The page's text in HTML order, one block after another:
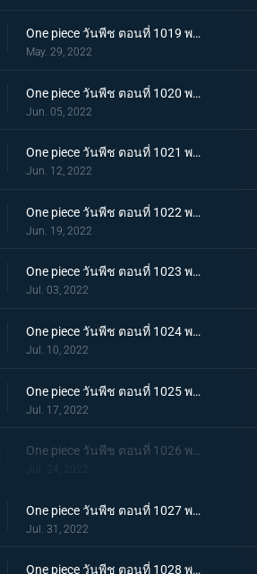
One piece วันพีช ตอนที่ 1019 พากย์ไทย แผนลับของโอทามะ! สุดยอดแผนการคิบิดังโกะ
May. 29, 2022
One piece วันพีช ตอนที่ 1020 พากย์ไทย ซันจิตะโกนสุดเสียง! SOS ที่ดังก้องทั่วเกาะ
Jun. 05, 2022
One piece วันพีช ตอนที่ 1021 พากย์ไทย สแพงค์แสนรุนแรง! ปัญหาเรื่องผู้หญิงของซันจิ
Jun. 12, 2022
One piece วันพีช ตอนที่ 1022 พากย์ไทย ไม่นึกเสียใจ ลูฟี่กับลูกพี่สายสัมพันธ์ศิษย์อาจารย์
Jun. 19, 2022
One piece วันพีช ตอนที่ 1023 พากย์ไทย เตรียมพร้อมเรียบร้อย! ช็อปเปอร์เฟจเนบูไลเซอร์
Jul. 03, 2022
One piece วันพีช ตอนที่ 1024 พากย์ไทย โอเด้งปรากฏตัว! จิตใจของปลอกดาบแดงหวั่นไหว
Jul. 10, 2022
One piece วันพีช ตอนที่ 1025 พากย์ไทย รุ่นที่เลวร้ายที่สุดพินาศสิ้น! ท่าใหญ่ของสี่จักรพรรดิ
Jul. 17, 2022
Jul. 24, 2022
One piece วันพีช ตอนที่ 1027 พากย์ไทย ปกป้องลูฟี่ไว้! วิชาดาบของโซโลกับลอว์
Jul. 31, 2022
One piece วันพีช ตอนที่ 1028 พากย์ไทย ก้ามข้ามสี่จักรพรรดิสิ หมัดเหล็กโต้กลับของลูฟี่